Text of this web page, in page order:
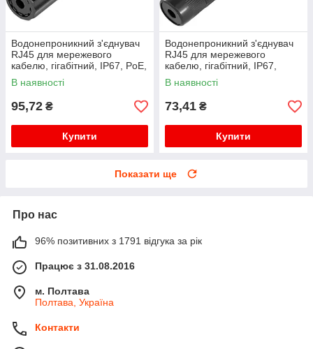
Водонепроникний з'єднувач
RJ45 для мережевого
кабелю, гігабітний, IP67, PoE,
чорний
В наявності
95,72 ₴
Купити
Водонепроникний з'єднувач
RJ45 для мережевого
кабелю, гігабітний, IP67,
чорний, WDT-IP67ZT/B
В наявності
73,41 ₴
Купити
Показати ще
Про нас
96% позитивних з 1791 відгука за рік
Працює з 31.08.2016
м. Полтава
Полтава, Україна
Контакти